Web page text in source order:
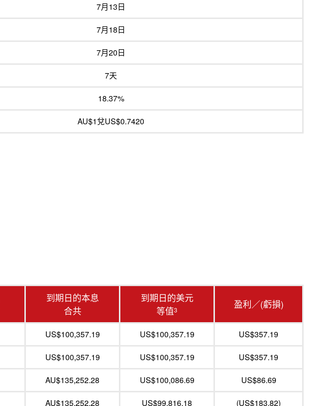
7月13日
7月18日
7月20日
7天
18.37%
AU$1兌US$0.7420
到期日的本息
合共
到期日的美元
等值3 盈利／(虧損)
US$100,357.19 US$100,357.19 US$357.19
US$100,357.19 US$100,357.19 US$357.19
AU$135,252.28 US$100,086.69 US$86.69
AU$135,252.28 US$99,816.18 (US$183.82)